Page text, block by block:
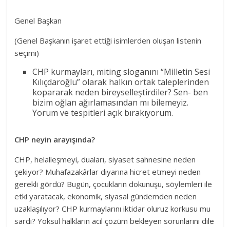
Genel Başkan
(Genel Başkanın işaret ettiği isimlerden oluşan listenin
seçimi)
CHP kurmayları, miting sloganını “Milletin Sesi
Kılıçdaroğlu” olarak halkın ortak taleplerinden
kopararak neden bireyselleştirdiler? Sen- ben
bizim oğlan ağırlamasından mı bilemeyiz.
Yorum ve tespitleri açık bırakıyorum.
CHP neyin arayışında?
CHP, helalleşmeyi, duaları, siyaset sahnesine neden
çekiyor? Muhafazakârlar diyarına hicret etmeyi neden
gerekli gördü? Bugün, çocukların dokunuşu, söylemleri ile
etki yaratacak, ekonomik, siyasal gündemden neden
uzaklaşılıyor? CHP kurmaylarını iktidar oluruz korkusu mu
sardı? Yoksul halkların acil çözüm bekleyen sorunlarını dile